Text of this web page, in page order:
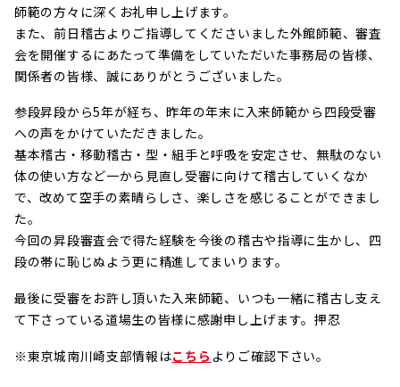
師範の方々に深くお礼申し上げます。
また、前日稽古よりご指導してくださいました外館師範、審査
会を開催するにあたって準備をしていただいた事務局の皆様、
関係者の皆様、誠にありがとうございました。
参段昇段から5年が経ち、昨年の年末に入来師範から四段受審
への声をかけていただきました。
基本稽古・移動稽古・型・組手と呼吸を安定させ、無駄のない
体の使い方など一から見直し受審に向けて稽古していくなか
で、改めて空手の素晴らしさ、楽しさを感じることができまし
た。
今回の昇段審査会で得た経験を今後の稽古や指導に生かし、四
段の帯に恥じぬよう更に精進してまいります。
最後に受審をお許し頂いた入来師範、いつも一緒に稽古し支え
て下さっている道場生の皆様に感謝申し上げます。押忍
※東京城南川崎支部情報はこちら よりご確認下さい。